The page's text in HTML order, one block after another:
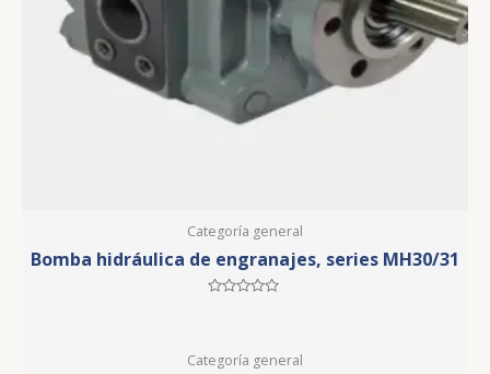
Categoría general
Bomba hidráulica de engranajes, series MH30/31
5
Categoría general